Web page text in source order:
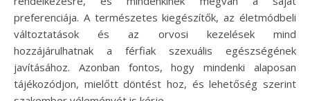
preferenciája. A természetes kiegészítők, az életmódbeli
változtatások és az orvosi kezelések mind
hozzájárulhatnak a férfiak szexuális egészségének
javításához. Azonban fontos, hogy mindenki alaposan
tájékozódjon, mielőtt döntést hoz, és lehetőség szerint